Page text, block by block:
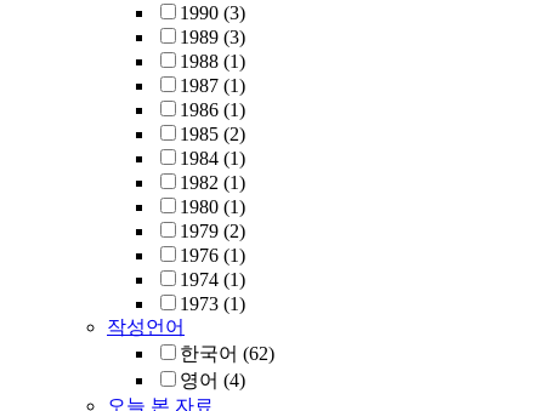
1990 (3)
1989 (3)
1988 (1)
1987 (1)
1986 (1)
1985 (2)
1984 (1)
1982 (1)
1980 (1)
1979 (2)
1976 (1)
1974 (1)
1973 (1)
작성언어
한국어 (62)
영어 (4)
오늘 본 자료